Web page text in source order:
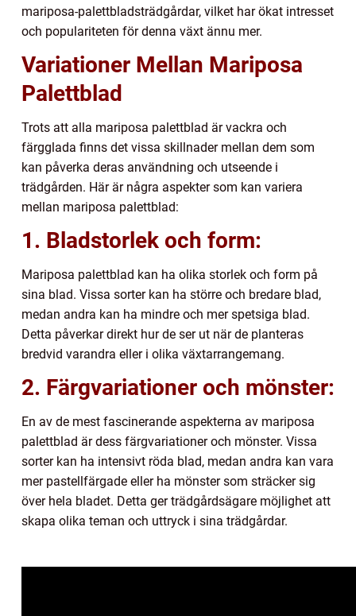
mariposa-palettbladsträdgårdar, vilket har ökat intresset
och populariteten för denna växt ännu mer.
Variationer Mellan Mariposa
Palettblad
Trots att alla mariposa palettblad är vackra och
färgglada finns det vissa skillnader mellan dem som
kan påverka deras användning och utseende i
trädgården. Här är några aspekter som kan variera
mellan mariposa palettblad:
1. Bladstorlek och form:
Mariposa palettblad kan ha olika storlek och form på
sina blad. Vissa sorter kan ha större och bredare blad,
medan andra kan ha mindre och mer spetsiga blad.
Detta påverkar direkt hur de ser ut när de planteras
bredvid varandra eller i olika växtarrangemang.
2. Färgvariationer och mönster:
En av de mest fascinerande aspekterna av mariposa
palettblad är dess färgvariationer och mönster. Vissa
sorter kan ha intensivt röda blad, medan andra kan vara
mer pastellfärgade eller ha mönster som sträcker sig
över hela bladet. Detta ger trädgårdsägare möjlighet att
skapa olika teman och uttryck i sina trädgårdar.